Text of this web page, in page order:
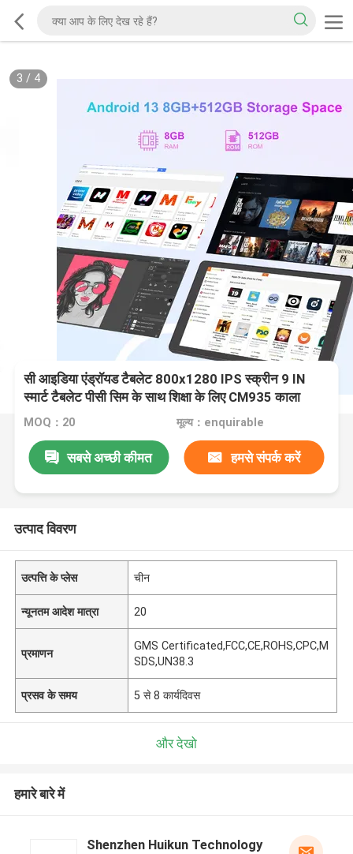
3 / 4
सी आइडिया एंड्रॉयड टैबलेट 800x1280 IPS स्क्रीन 9 IN
स्मार्ट टैबलेट पीसी सिम के साथ शिक्षा के लिए CM935 काला
MOQ：20 मूल्य：enquirable
सबसे अच्छी कीमत हमसे संपर्क करें
उत्पाद विवरण
उत्पत्ति के प्लेस चीन
न्यूनतम आदेश मात्रा 20
प्रमाणन
GMS Certificated,FCC,CE,ROHS,CPC,M
SDS,UN38.3
प्रसव के समय 5 से 8 कार्यदिवस
और देखो
हमारे बारे में
Shenzhen Huikun Technology